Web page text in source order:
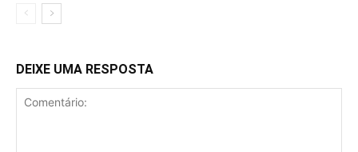
DEIXE UMA RESPOSTA